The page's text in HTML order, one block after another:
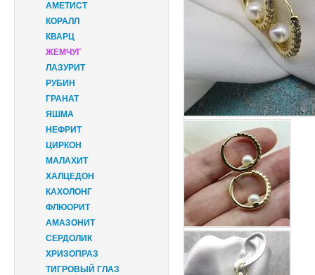
АМЕТИСТ
КОРАЛЛ
КВАРЦ
ЖЕМЧУГ
ЛАЗУРИТ
РУБИН
ГРАНАТ
ЯШМА
НЕФРИТ
ЦИРКОН
МАЛАХИТ
ХАЛЦЕДОН
КАХОЛОНГ
ФЛЮОРИТ
АМАЗОНИТ
СЕРДОЛИК
ХРИЗОПРАЗ
ТИГРОВЫЙ ГЛАЗ